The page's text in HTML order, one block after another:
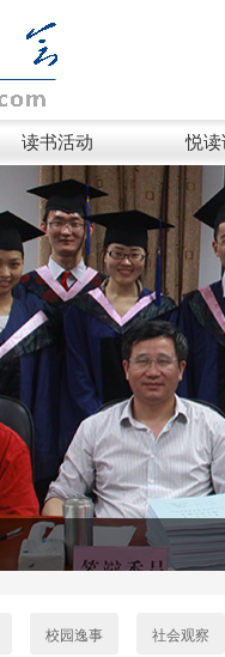
读书活动 悦
校园逸事 社会观察